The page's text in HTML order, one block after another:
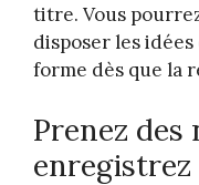
titre. Vous
disposer les
forme dès que la
Prenez des
enregistrez